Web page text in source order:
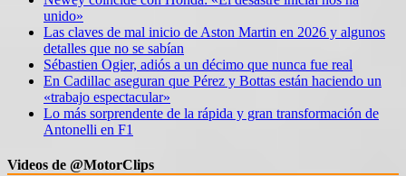
unido»
Las claves de mal inicio de Aston Martin en 2026 y algunos
detalles que no se sabían
Sébastien Ogier, adiós a un décimo que nunca fue real
En Cadillac aseguran que Pérez y Bottas están haciendo un
«trabajo espectacular»
Lo más sorprendente de la rápida y gran transformación de
Antonelli en F1
Videos de @MotorClips